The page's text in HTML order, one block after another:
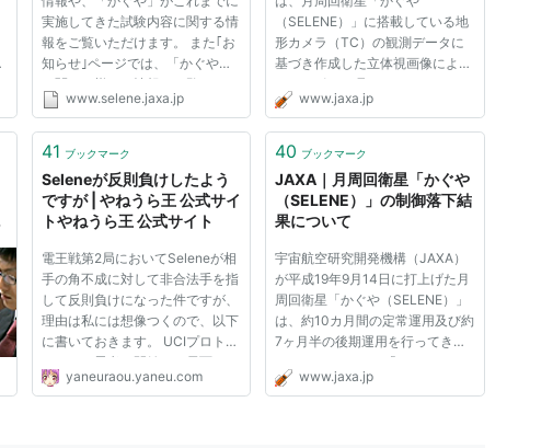
はこの後一ヶ月ほど行なわれる予定であり、運用終了後も
るものとみられている。
実施してきた試験内容に関する情
報をご覧いただけます。 また｢お
知らせ｣ページでは、「かぐや」
に関する様々な情報をご覧いただ
けます。 月探査衛星かぐやで取
地図上で意のままに表示すること
ができる「かぐや３Ｄムーンナ...
www.selene.jaxa.jp
（SELENE）」に搭載している地
形カメラ（TC）の観測データに
基づき作成した立体視画像によ
り、アポロ15号※1のエンジンの
噴射によって生じた「ハロー」と
を確認しました。 この画像は、
アポロ15号の着陸...
www.jaxa.jp
41 ブックマーク
Seleneが反則負けしたよう
ですが | やねうら王 公式サイ
トやねうら王 公式サイト
電王戦第2局においてSeleneが相
手の角不成に対して非合法手を指
して反則負けになった件ですが、
理由は私には想像つくので、以下
に書いておきます。 UCIプロトコ
ルでは、思考を開始する局面は、
普通、startpos(平手の初期局面)
yaneuraou.yaneu.com
40 ブックマーク
JAXA｜月周回衛星「かぐや
（SELENE）」の制御落下結
果について
宇宙航空研究開発機構（JAXA）
が平成19年9月14日に打上げた月
周回衛星「かぐや（SELENE）」
は、約10カ月間の定常運用及び約
7ヶ月半の後期運用を行ってきま
した。 このたび、「かぐや」を
月の表面の次の場所に予定通り制
www.jaxa.jp